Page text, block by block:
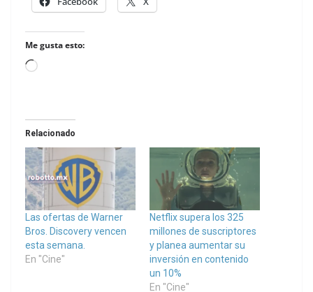
Me gusta esto:
Loading…
Relacionado
Las ofertas de Warner
Bros. Discovery vencen
esta semana.
En "Cine"
Netflix supera los 325
millones de suscriptores
y planea aumentar su
inversión en contenido
un 10%
En "Cine"